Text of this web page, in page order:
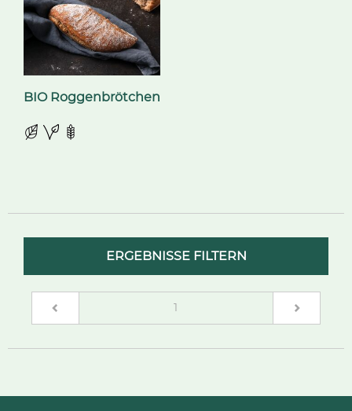
BIO Roggenbrötchen
ERGEBNISSE FILTERN